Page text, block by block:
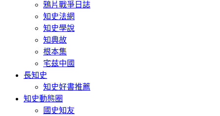
鴉片戰爭日誌
知史法網
知史學說
知典故
根本集
宅兹中國
長知史
知史好書推薦
知史動態圈
國史知友